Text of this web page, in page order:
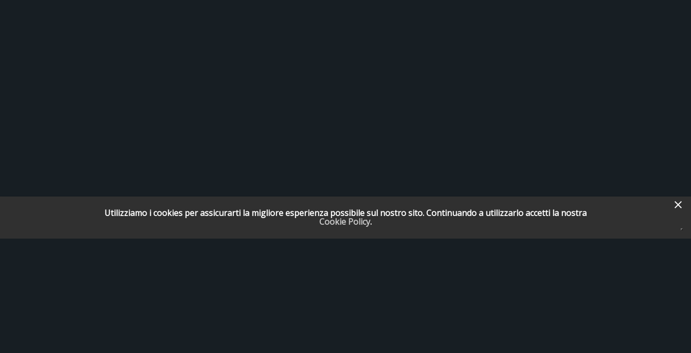
Utilizziamo i cookies per assicurarti la migliore esperienza possibile sul nostro sito. Continuando a utilizzarlo accetti la nostra
Cookie Policy.